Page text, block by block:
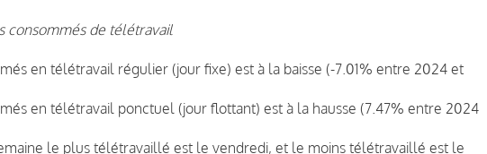
consommés de télétravail
en télétravail régulier (jour fixe) est à la baisse (-7.01% entre 2024 et
en télétravail ponctuel (jour flottant) est à la hausse (7.47% entre 2024
le plus télétravaillé est le vendredi, et le moins télétravaillé est le